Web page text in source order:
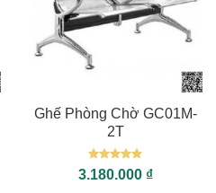
Ghế Phòng Chờ GC01M-
2T
Được xếp
hạng55
3.180.000 ₫